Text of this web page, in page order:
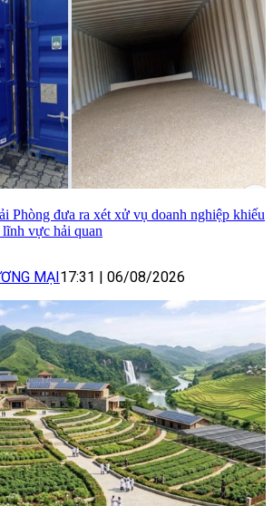
Phòng đưa ra xét xử vụ doanh nghiệp khiếu
vực hải quan
MẠI 17:31 06/08/2026